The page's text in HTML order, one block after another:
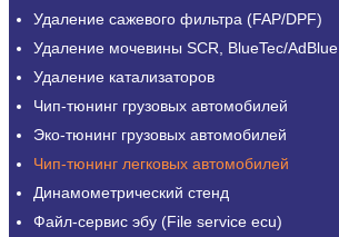
Удаление сажевого фильтра (FAP/DPF)
Удаление мочевины SCR, BlueTec/AdBlue
Удаление катализаторов
Чип-тюнинг грузовых автомобилей
Эко-тюнинг грузовых автомобилей
Чип-тюнинг легковых автомобилей
Динамометрический стенд
Файл-сервис эбу (File service ecu)